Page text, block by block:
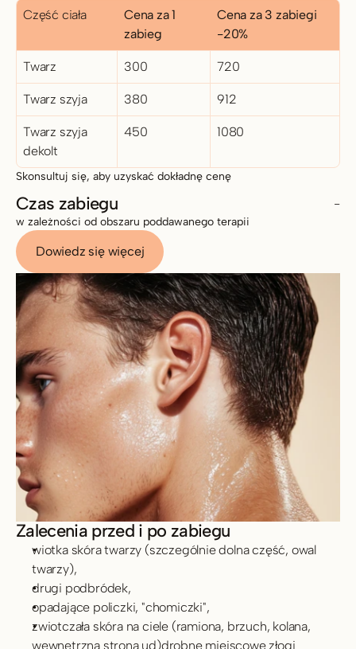
Część ciała
Cena za 1
zabieg
Cena za 3 zabiegi
-20%
Twarz 300 720
Twarz szyja 380 912
Twarz szyja
dekolt
450 1080
Skonsultuj się, aby uzyskać dokładnę cenę
Czas zabiegu -
w zależności od obszaru poddawanego terapii
Dowiedz się więcej
Zalecenia przed i po zabiegu
wiotka skóra twarzy (szczególnie dolna część, owal
twarzy),
drugi podbródek,
opadające policzki, "chomiczki",
zwiotczała skóra na ciele (ramiona, brzuch, kolana,
wewnętrzna strona ud)drobne miejscowe złogi